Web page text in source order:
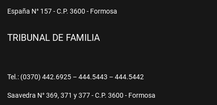
España N° 157 - C.P. 3600 - Formosa
TRIBUNAL DE FAMILIA
Tel.: (0370) 442.6925 – 444.5443 – 444.5442
Saavedra N° 369, 371 y 377 - C.P. 3600 - Formosa